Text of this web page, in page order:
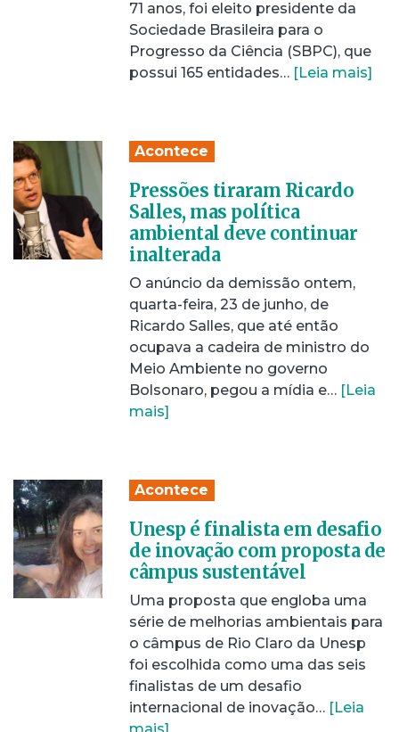
71 anos, foi eleito presidente da
Sociedade Brasileira para o
Progresso da Ciência (SBPC), que
possui 165 entidades… [Leia mais]
Acontece
Pressões tiraram Ricardo
Salles, mas política
ambiental deve continuar
inalterada
O anúncio da demissão ontem,
quarta-feira, 23 de junho, de
Ricardo Salles, que até então
ocupava a cadeira de ministro do
Meio Ambiente no governo
Bolsonaro, pegou a mídia e… [Leia
mais]
Acontece
Unesp é finalista em desafio
de inovação com proposta de
câmpus sustentável
Uma proposta que engloba uma
série de melhorias ambientais para
o câmpus de Rio Claro da Unesp
foi escolhida como uma das seis
finalistas de um desafio
internacional de inovação… [Leia